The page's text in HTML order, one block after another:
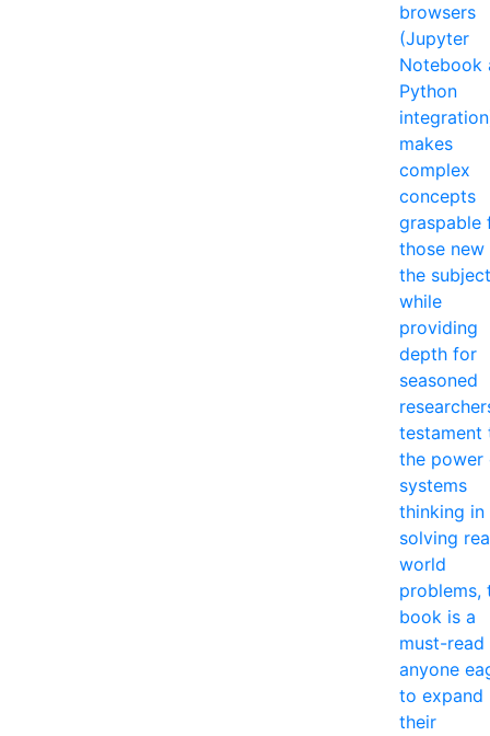
browsers
(Jupyter
Notebook
Python
makes
complex
concepts
graspable
those
the subject
while
providing
depth for
seasoned
testament
the power
systems
thinking in
solving
world
problems,
book is a
must-
anyone
to expand
their